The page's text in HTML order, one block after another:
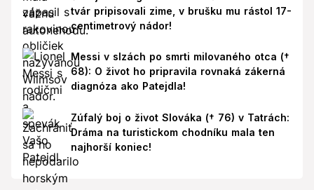
tvár pripisovali zime, v brušku mu rástol 17-
centimetrový nádor!
Messi v slzách po smrti milovaného otca (†
68): O život ho pripravila rovnaká zákerná
diagnóza ako Patejdla!
Zúfalý boj o život Slováka († 76) v Tatrách:
Dráma na turistickom chodníku mala ten
najhorší koniec!